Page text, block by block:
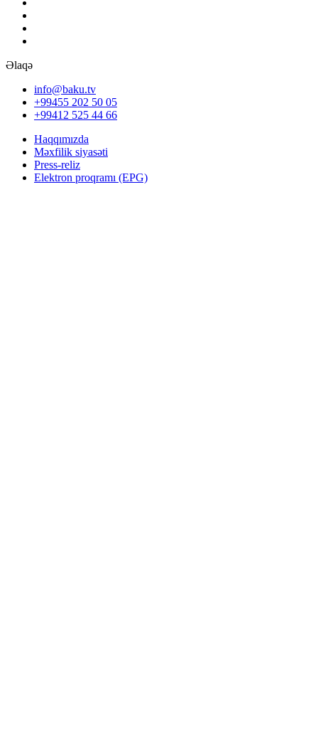
Əlaqə
info@baku.tv
+99455 202 50 05
+99412 525 44 66
Haqqımızda
Məxfilik siyasəti
Press-reliz
Elektron proqramı (EPG)